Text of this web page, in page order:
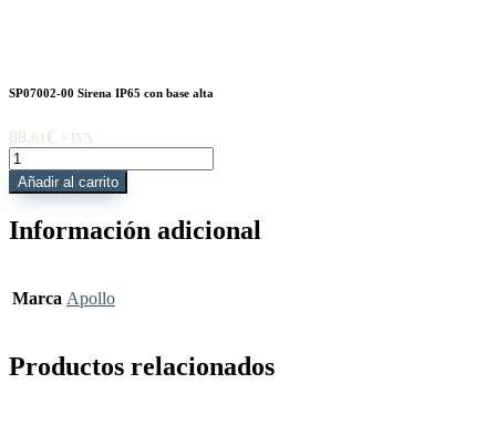
SP07002-00 Sirena IP65 con base alta
88,61 € + IVA
SP07002-
00
Sirena
con
cantidad
Añadir al carrito
Información adicional
Marca Apollo
Productos relacionados